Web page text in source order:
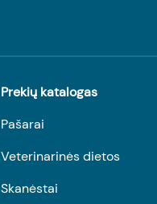
Prekių katalogas
Pašarai
Veterinarinės dietos
Skanėstai